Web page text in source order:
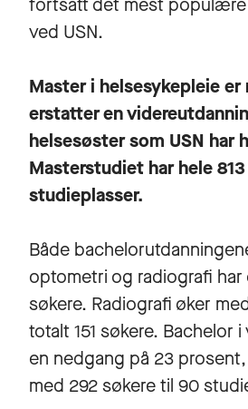
fortsatt det mest
ved USN.
Master i helsesykepleie er
erstatter en
helsesøster som USN har
Masterstudiet har hele
studieplasser.
Både
optometri og radiografi har
søkere. Radiografi øker
totalt 151 søkere. Bachelor
en nedgang på 23
med 292 søkere til 90